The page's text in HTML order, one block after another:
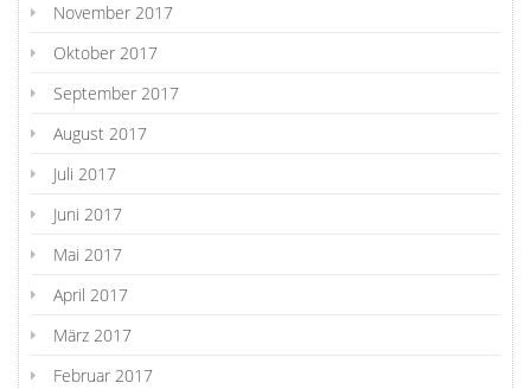
November 2017
Oktober 2017
September 2017
August 2017
Juli 2017
Juni 2017
Mai 2017
April 2017
März 2017
Februar 2017